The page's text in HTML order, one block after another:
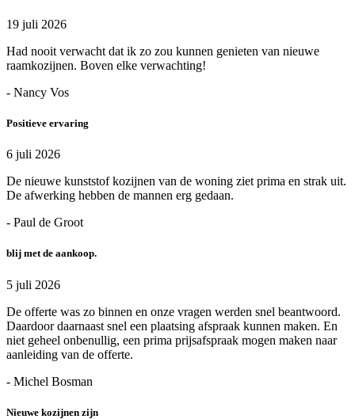
19 juli 2026
Had nooit verwacht dat ik zo zou kunnen genieten van nieuwe
raamkozijnen. Boven elke verwachting!
- Nancy Vos
Positieve ervaring
6 juli 2026
De nieuwe kunststof kozijnen van de woning ziet prima en strak uit.
De afwerking hebben de mannen erg gedaan.
- Paul de Groot
blij met de aankoop.
5 juli 2026
De offerte was zo binnen en onze vragen werden snel beantwoord.
Daardoor daarnaast snel een plaatsing afspraak kunnen maken. En
niet geheel onbenullig, een prima prijsafspraak mogen maken naar
aanleiding van de offerte.
- Michel Bosman
Nieuwe kozijnen zijn